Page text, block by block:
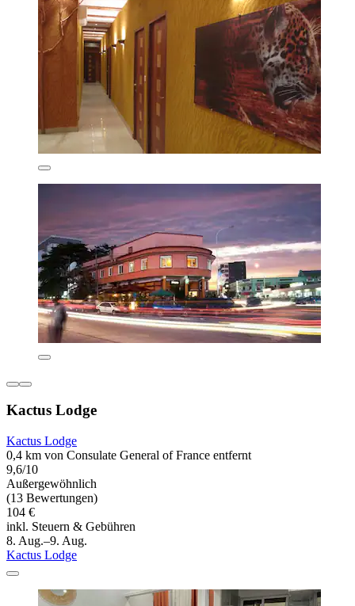
Kactus Lodge
Kactus Lodge
0,4 km von Consulate General of France entfernt
9,6/10
Außergewöhnlich
(13 Bewertungen)
104 €
inkl. Steuern & Gebühren
8. Aug.–9. Aug.
Kactus Lodge